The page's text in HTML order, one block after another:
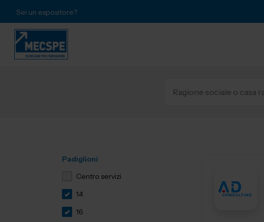
Sei un espositore?
Padiglioni
Centro servizi
14
16